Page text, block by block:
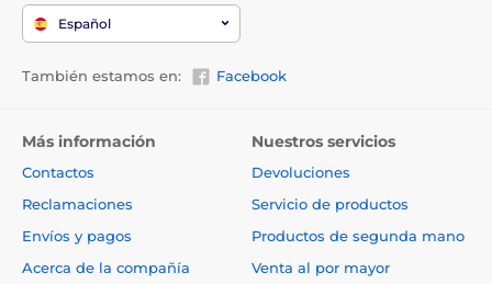
Español
También estamos en: Facebook
Más información
Contactos
Reclamaciones
Envíos y pagos
Acerca de la compañía
Nuestros servicios
Devoluciones
Servicio de productos
Productos de segunda mano
Venta al por mayor